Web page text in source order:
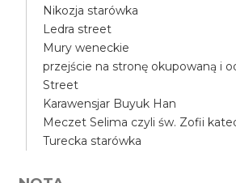
Nikozja starówka
Ledra street
Mury weneckie
przejście na stronę okupowaną i
Street
Karawensjar Buyuk Han
Meczet Selima czyli św. Zofii
Turecka starówka